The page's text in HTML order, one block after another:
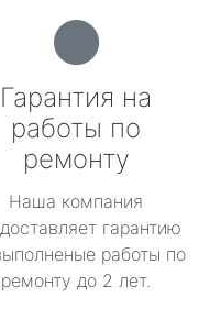
Гарантия на
работы по
ремонту
Наша компания
гарантию
работы по
ремонту до 2 лет.